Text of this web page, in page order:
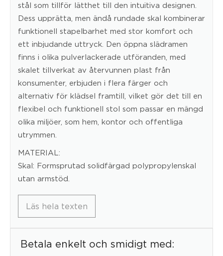
stål som tillför lätthet till den intuitiva designen.
Dess upprätta, men ändå rundade skal kombinerar
funktionell stapelbarhet med stor komfort och
ett inbjudande uttryck. Den öppna slädramen
finns i olika pulverlackerade utföranden, med
skalet tillverkat av återvunnen plast från
konsumenter, erbjuden i flera färger och
alternativ för klädsel framtill, vilket gör det till en
flexibel och funktionell stol som passar en mängd
olika miljöer, som hem, kontor och offentliga
utrymmen.
MATERIAL:
Skal: Formsprutad solidfärgad polypropylenskal
utan armstöd.
Läs hela texten
Betala enkelt och smidigt med: